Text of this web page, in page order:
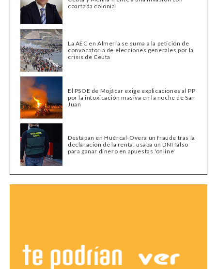
coartada colonial
La AEC en Almería se suma a la petición de
convocatoria de elecciones generales por la
crisis de Ceuta
El PSOE de Mojácar exige explicaciones al PP
por la intoxicación masiva en la noche de San
Juan
Destapan en Huércal-Overa un fraude tras la
declaración de la renta: usaba un DNI falso
para ganar dinero en apuestas 'online'